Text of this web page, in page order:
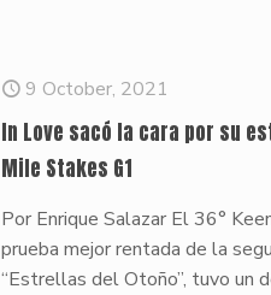
9 October, 2021
In Love sacó la cara por su
Mile Stakes G1
Por Enrique Salazar El 36°
prueba mejor rentada de la
“Estrellas del Otoño”, tuvo un